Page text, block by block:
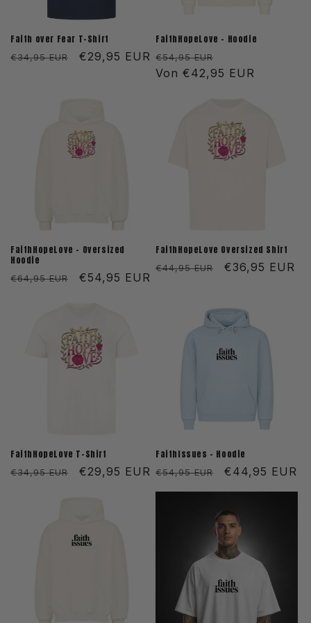
Faith over Fear T-Shirt
Normaler
€34,95 EUR Verkaufspreis
€29,95 EUR
FaithHopeLove - Hoodie
Normaler
Preis
€54,95 EUR
Von €42,95 EUR
FaithHopeLove - Oversized
Hoodie
Normaler
€64,95 EUR Verkaufspreis
€54,95 EUR
FaithHopeLove Oversized Shirt
Normaler
€44,95 EUR Verkaufspreis
€36,95 EUR
FaithHopeLove T-Shirt
Normaler
€34,95 EUR Verkaufspreis
€29,95 EUR
FaithIssues - Hoodie
Normaler
€54,95 EUR Verkaufspreis
€44,95 EUR